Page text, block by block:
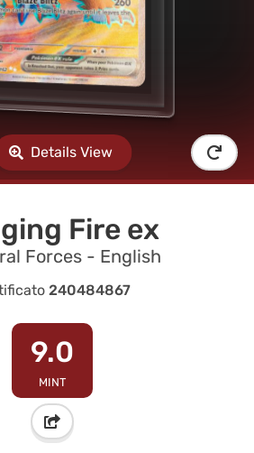
Details View
Fire ex
Forces - English
240484867
9.0
MINT